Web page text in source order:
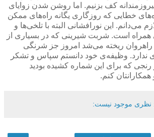
كف بزنیم. اما روشن شدن زوایای
خطایی كه روزگاری یگانه راه‌های ممكن
می‌دانم. این نورافشانی البته با تلخی‌ها و
همراه است. شربت شیرینی كه در بسیاری از
راهروان ریخته می‌شد امروز جز شرنگی
ندارد. وظیفه‌ی خود دانستم سپاس و تشكر
كه برای این شماره كشیده بودید
همكارانتان كنم.
نظری موجود نیست: